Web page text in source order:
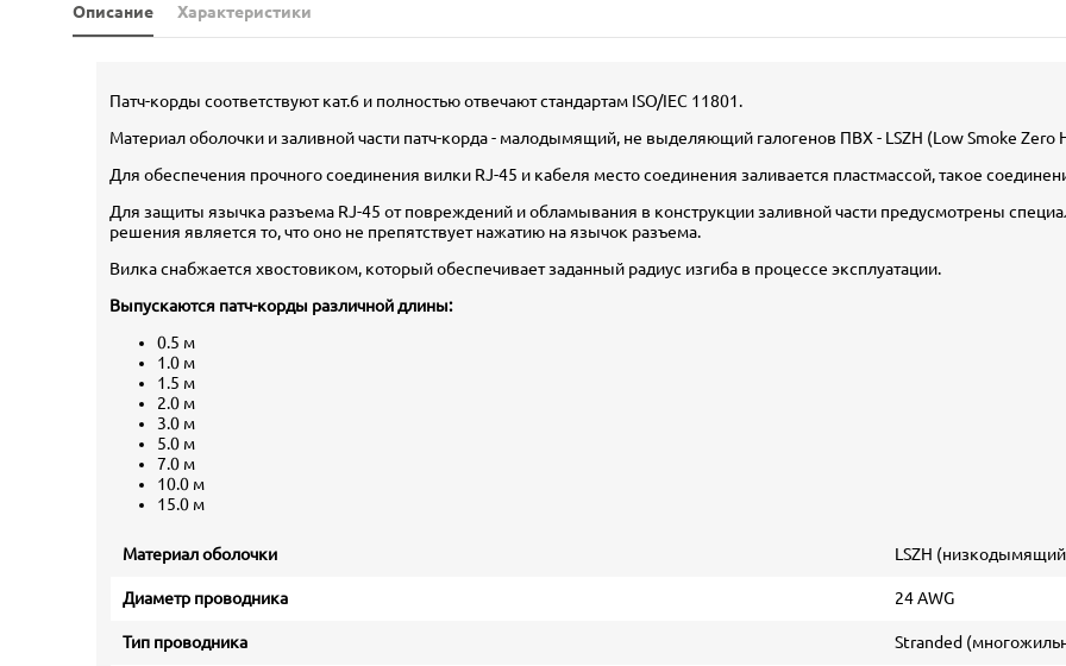
Описание Характеристики
Патч-корды соответствуют кат.6 и полностью отвечают стандартам ISO/IEC 11801.
Материал оболочки и заливной части патч-корда - малодымящий, не выделяющий галогенов ПВХ - LSZH (Low Smoke Zero
Для обеспечения прочного соединения вилки RJ-45 и кабеля место соединения заливается пластмассой, такое
Для защиты язычка разъема RJ-45 от повреждений и обламывания в конструкции заливной части предусмотрены
решения является то, что оно не препятствует нажатию на язычок разъема.
Вилка снабжается хвостовиком, который обеспечивает заданный радиус изгиба в процессе эксплуатации.
Выпускаются патч-корды различной длины:
0.5 м
1.0 м
1.5 м
2.0 м
3.0 м
5.0 м
7.0 м
10.0 м
15.0 м
Материал оболочки LSZH
Диаметр проводника 24 AWG
Тип проводника Stranded